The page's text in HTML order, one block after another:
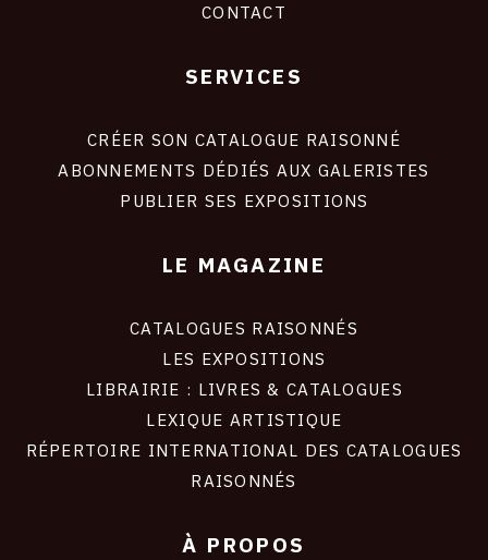
CONTACT
SERVICES
CRÉER SON CATALOGUE RAISONNÉ
ABONNEMENTS DÉDIÉS AUX GALERISTES
PUBLIER SES EXPOSITIONS
LE MAGAZINE
CATALOGUES RAISONNÉS
LES EXPOSITIONS
LIBRAIRIE : LIVRES & CATALOGUES
LEXIQUE ARTISTIQUE
RÉPERTOIRE INTERNATIONAL DES CATALOGUES
RAISONNÉS
À PROPOS